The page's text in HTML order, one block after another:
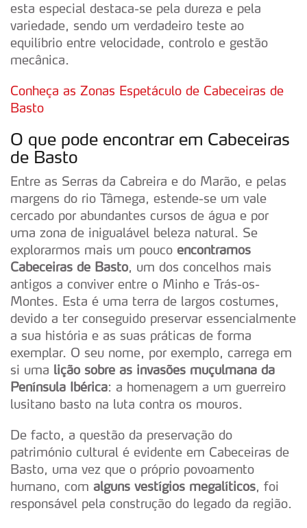
esta especial destaca-se pela dureza e pela
variedade, sendo um verdadeiro teste ao
equilíbrio entre velocidade, controlo e gestão
mecânica.
Conheça as Zonas Espetáculo de Cabeceiras de
Basto
O que pode encontrar em Cabeceiras
de Basto
Entre as Serras da Cabreira e do Marão, e pelas
margens do rio Tâmega, estende-se um vale
cercado por abundantes cursos de água e por
uma zona de inigualável beleza natural. Se
explorarmos mais um pouco encontramos
Cabeceiras de Basto, um dos concelhos mais
antigos a conviver entre o Minho e Trás-os-
Montes. Esta é uma terra de largos costumes,
devido a ter conseguido preservar essencialmente
a sua história e as suas práticas de forma
exemplar. O seu nome, por exemplo, carrega em
si uma lição sobre as invasões muçulmana da
Península Ibérica: a homenagem a um guerreiro
lusitano basto na luta contra os mouros.
De facto, a questão da preservação do
património cultural é evidente em Cabeceiras de
Basto, uma vez que o próprio povoamento
humano, com alguns vestígios megalíticos, foi
responsável pela construção do legado da região.